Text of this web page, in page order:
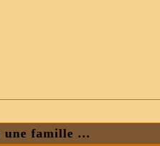
une famille ...